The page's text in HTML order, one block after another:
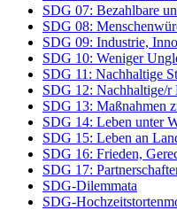
SDG 07: Bezahlbare
SDG 08:
SDG 09: Industrie,
SDG 10: Weniger
SDG 11: Nachhaltige
SDG 12: Nachhaltige/
SDG 13: Maßnahmen
SDG 14: Leben unter
SDG 15: Leben an
SDG 16: Frieden,
SDG 17:
SDG-Dilemmata
SDG-